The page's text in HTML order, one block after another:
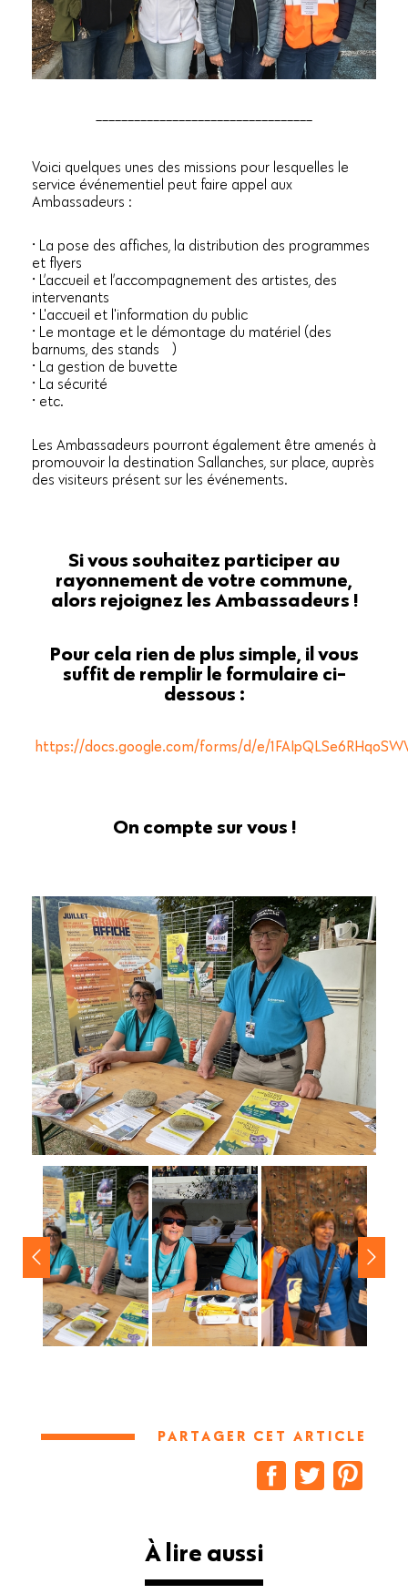
Voici quelques unes des missions pour lesquelles le
service événementiel peut faire appel aux
Ambassadeurs :
• La pose des affiches, la distribution des programmes
et flyers
• L’accueil et l’accompagnement des artistes, des
intervenants
• L'accueil et l'information du public
• Le montage et le démontage du matériel (des
barnums, des stands …)
• La gestion de buvette
• La sécurité
• etc.
Les Ambassadeurs pourront également être amenés à
promouvoir la destination Sallanches, sur place, auprès
des visiteurs présent sur les événements.
Si vous souhaitez participer au
rayonnement de votre commune,
alors rejoignez les Ambassadeurs !
Pour cela rien de plus simple, il vous
suffit de remplir le formulaire ci-
dessous :
https://docs.google.com/forms/d/e/
On compte sur vous !
PARTAGER CET ARTICLE
À lire aussi